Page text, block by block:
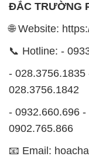
ĐẮC TRƯỜNG
🌐 Website:
📞 Hotline: -
-
028.3756.1842
- 0932.660.696
0902.765.866
📧 Email: